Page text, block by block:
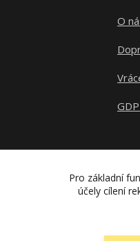
O
Pro základní
účely cílení